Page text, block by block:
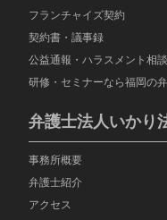
フランチャイズ契約
契約書・議事録
公益通報・ハラスメント相
研修・セミナーなら福岡の
弁護士法人いかり
事務所概要
弁護士紹介
アクセス